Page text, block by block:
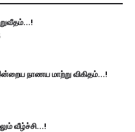
நாணய மாற்று விகிதம்...!
வீழ்ச்சி...!